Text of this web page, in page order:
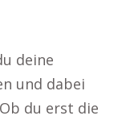
deine
und dabei
du erst die